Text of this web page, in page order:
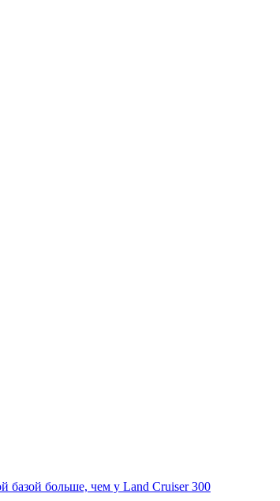
базой больше, чем у Land Cruiser 300